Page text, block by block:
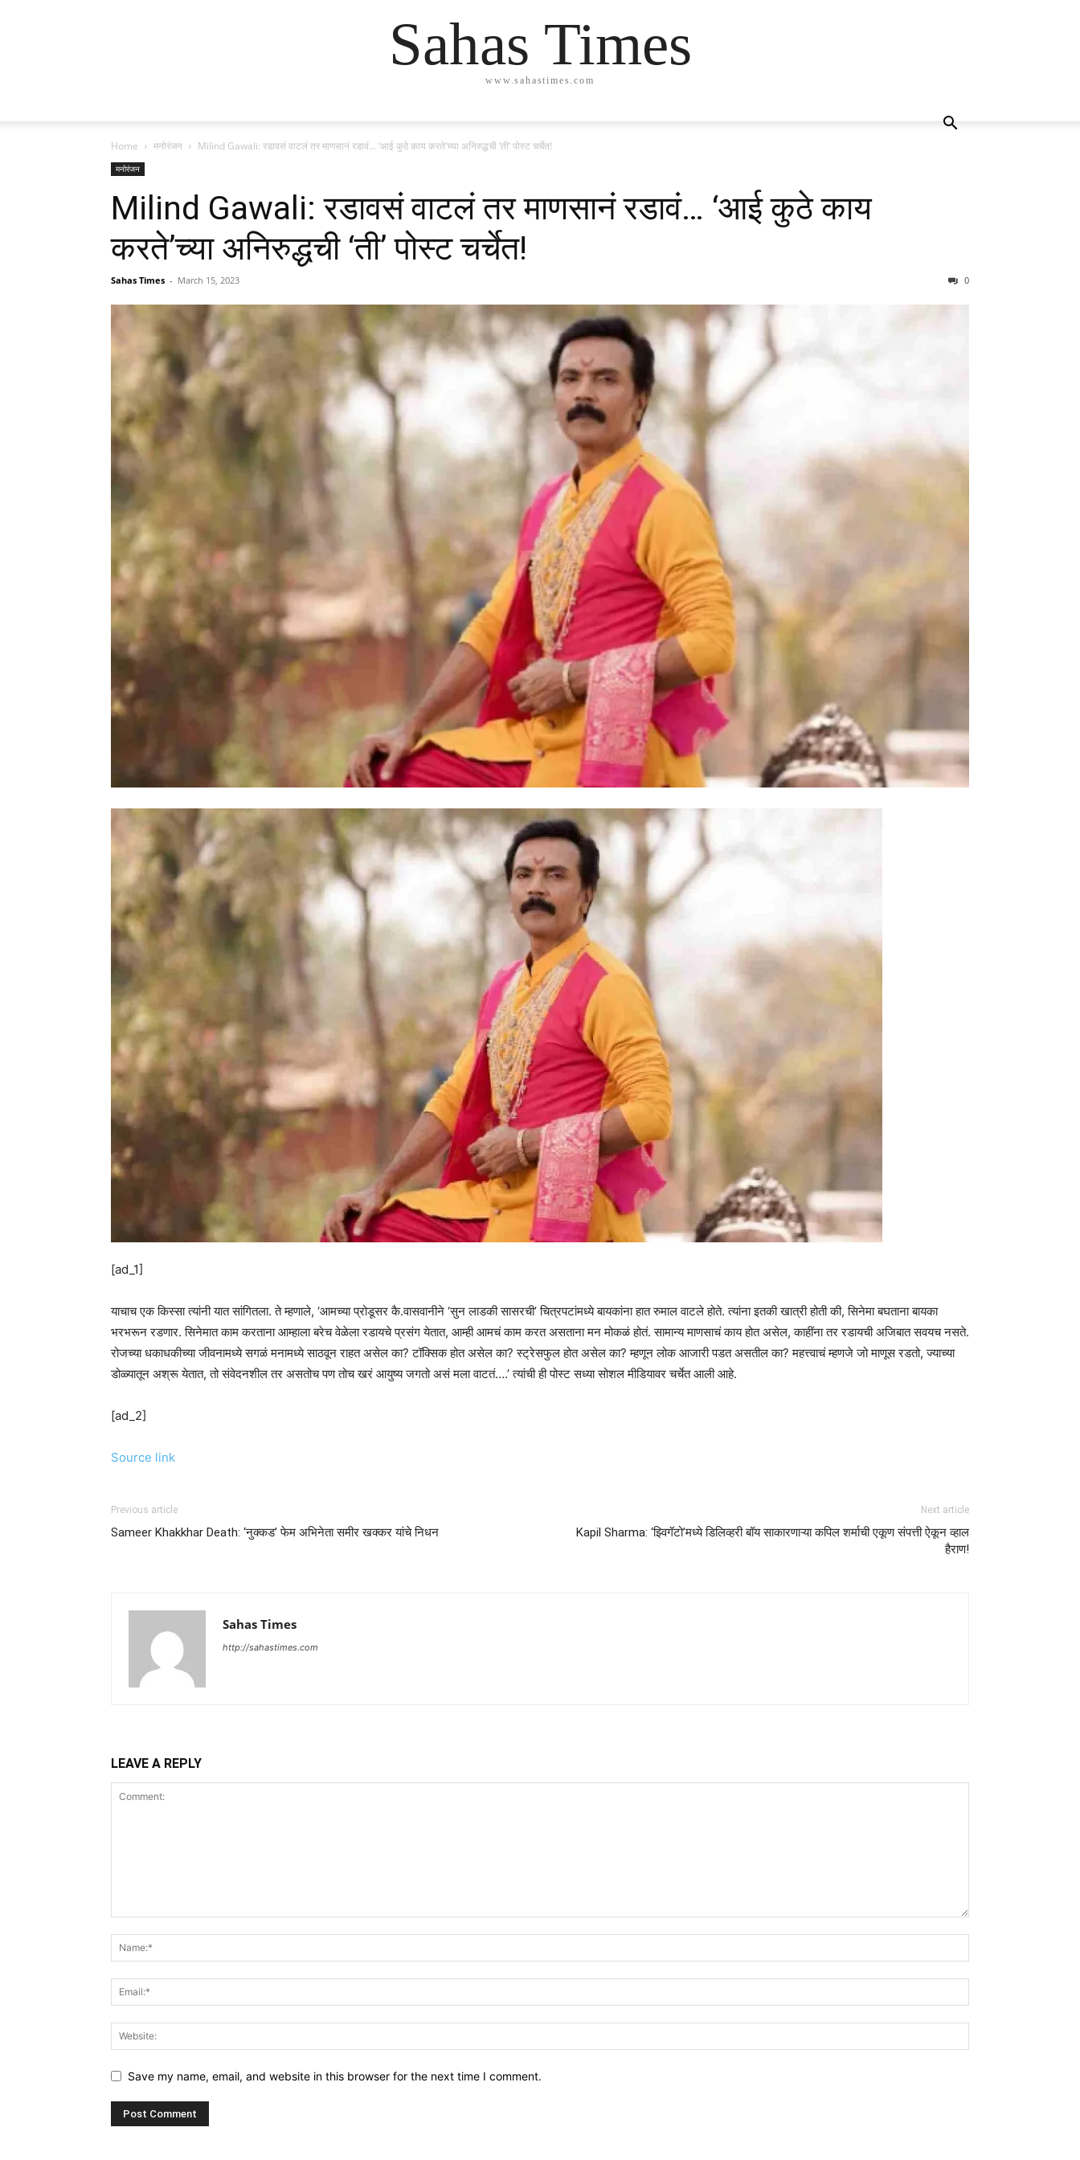
Sahas Times
www.sahastimes.com
Home मनोरंजन Milind Gawali: रडावसं वाटलं तर माणसानं रडावं… ‘आई कुठे काय करते’च्या अनिरुद्धची ‘ती’ पोस्ट चर्चेत!
मनोरंजन
Milind Gawali: रडावसं वाटलं तर माणसानं रडावं… ‘आई कुठे काय
करते’च्या अनिरुद्धची ‘ती’ पोस्ट चर्चेत!
Sahas Times - March 15, 2023 0
[ad_1]
याचाच एक किस्सा त्यांनी यात सांगितला. ते म्हणाले, ‘आमच्या प्रोडूसर कै.वासवानीने ‘सुन लाडकी सासरची’ चित्रपटांमध्ये बायकांना हात रुमाल वाटले होते. त्यांना इतकी खात्री होती की, सिनेमा बघताना बायका
भरभरून रडणार. सिनेमात काम करताना आम्हाला बरेच वेळेला रडायचे प्रसंग येतात, आम्ही आमचं काम करत असताना मन मोकळं होतं. सामान्य माणसाचं काय होत असेल, काहींना तर रडायची अजिबात सवयच नसते.
रोजच्या धकाधकीच्या जीवनामध्ये सगळं मनामध्ये साठवून राहत असेल का? टॉक्सिक होत असेल का? स्ट्रेसफुल होत असेल का? म्हणून लोक आजारी पडत असतील का? महत्त्वाचं म्हणजे जो माणूस रडतो, ज्याच्या
डोळ्यातून अश्रू येतात, तो संवेदनशील तर असतोच पण तोच खरं आयुष्य जगतो असं मला वाटतं….’ त्यांची ही पोस्ट सध्या सोशल मीडियावर चर्चेत आली आहे.
[ad_2]
Source link
Previous article
Sameer Khakkhar Death: ‘नुक्कड’ फेम अभिनेता समीर खक्कर यांचे निधन
Next article
Kapil Sharma: ‘झ्विगॅटो’मध्ये डिलिव्हरी बॉय साकारणाऱ्या कपिल शर्माची एकूण संपत्ती ऐकून व्हाल
हैराण!
Sahas Times
http://sahastimes.com
LEAVE A REPLY
Save my name, email, and website in this browser for the next time I comment.